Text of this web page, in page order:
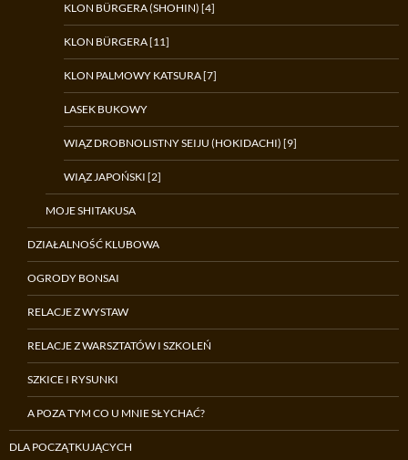
KLON BÜRGERA (SHOHIN) [4]
KLON BÜRGERA [11]
KLON PALMOWY KATSURA [7]
LASEK BUKOWY
WIĄZ DROBNOLISTNY SEIJU (HOKIDACHI) [9]
WIĄZ JAPOŃSKI [2]
MOJE SHITAKUSA
DZIAŁALNOŚĆ KLUBOWA
OGRODY BONSAI
RELACJE Z WYSTAW
RELACJE Z WARSZTATÓW I SZKOLEŃ
SZKICE I RYSUNKI
A POZA TYM CO U MNIE SŁYCHAĆ?
DLA POCZĄTKUJĄCYCH